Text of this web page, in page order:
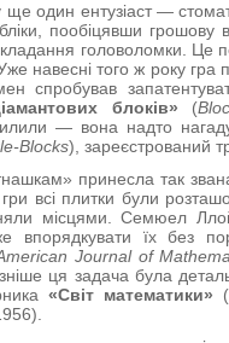
один ентузіаст —
пообіцявши
складання головоломки. Це
навесні того ж року гра
спробував
блоків» (
— вона надто
Blocks), зареєстрований
принесла так
всі плитки були
місцями. Семюел
впорядкувати їх без
Journal of
ця задача була
«Світ математики» (